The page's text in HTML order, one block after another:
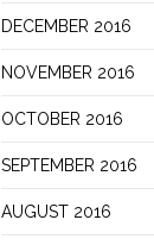
DECEMBER 2016
NOVEMBER 2016
OCTOBER 2016
SEPTEMBER 2016
AUGUST 2016